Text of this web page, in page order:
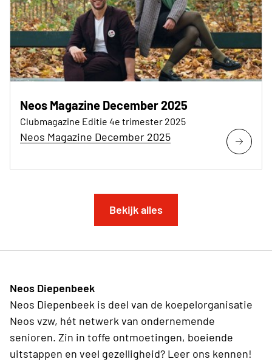
Neos Magazine December 2025
Clubmagazine Editie 4e trimester 2025
Neos Magazine December 2025
Bekijk alles
Neos Diepenbeek
Neos Diepenbeek is deel van de koepelorganisatie
Neos vzw, hét netwerk van ondernemende
senioren. Zin in toffe ontmoetingen, boeiende
uitstappen en veel gezelligheid? Leer ons kennen!